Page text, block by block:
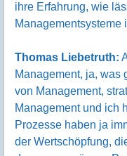
ihre Erfahrung, wie
Managementsysteme
Thomas Liebetruth:
Management, ja, was
von Management,
Management und ich
Prozesse haben ja
der Wertschöpfung,